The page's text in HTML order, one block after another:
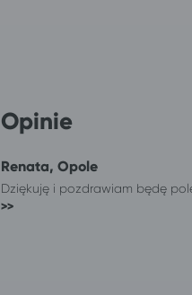
Opinie
Renata, Opole
Dziękuję i pozdrawiam będę
>>